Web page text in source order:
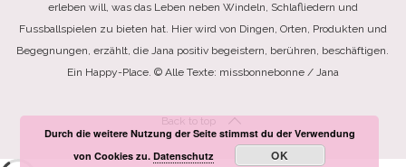
erleben will, was das Leben neben Windeln, Schlafliedern und
Fussballspielen zu bieten hat. Hier wird von Dingen, Orten, Produkten und
Begegnungen, erzählt, die Jana positiv begeistern, berühren, beschäftigen.
Ein Happy-Place. © Alle Texte: missbonnebonne / Jana
Back to top
Durch die weitere Nutzung der Seite stimmst du der Verwendung
von Cookies zu.Datenschutz OK